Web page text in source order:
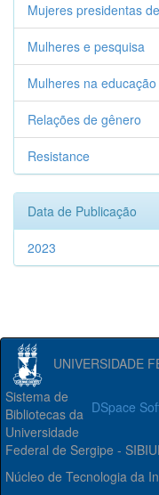
Mujeres presidentas
Mulheres e pesquisa
Mulheres na educação
Relações de gênero
Resistance
Data de Publicação
2023
UNIVERSIDADE
DSpace
Sistema de
Bibliotecas da
Universidade
Federal de Sergipe -
Núcleo de Tecnologia da